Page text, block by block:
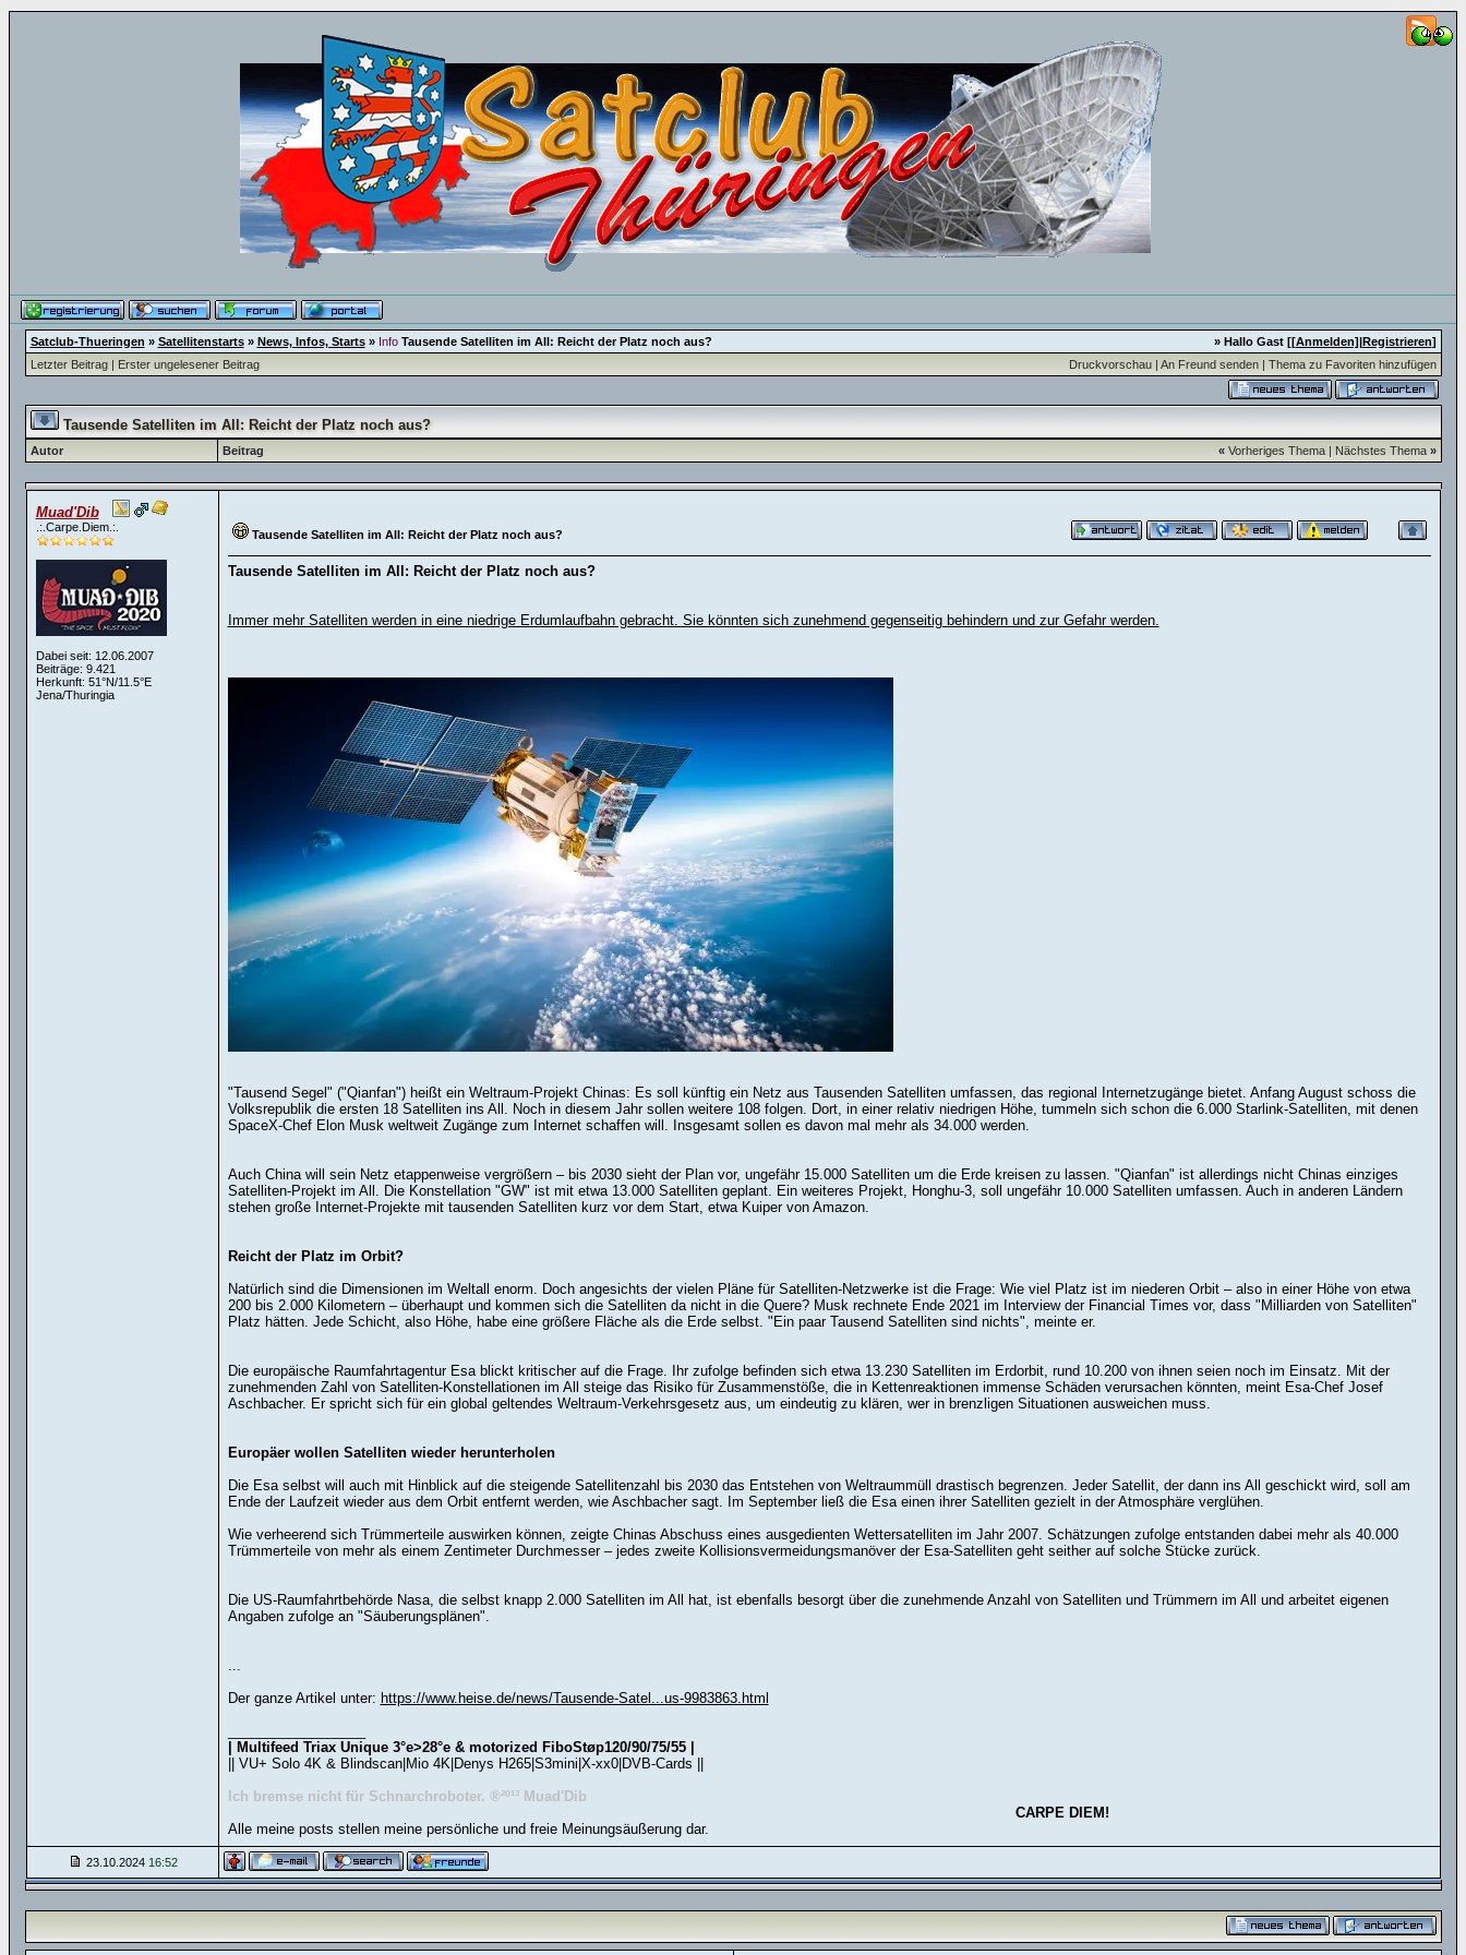
Satclub-Thueringen » Satellitenstarts» News, Infos, Starts» Info Tausende Satelliten im All: Reicht der Platz noch aus? » Hallo Gast [[Anmelden]|Registrieren]
Letzter Beitrag| Erster ungelesener Beitrag Druckvorschau| An Freund senden| Thema zu Favoriten hinzufügen
Tausende Satelliten im All: Reicht der Platz noch aus?
Autor Beitrag « Vorheriges Thema| Nächstes Thema »
Muad'Dib
.:.Carpe.Diem.:.
Dabei seit: 12.06.2007
Beiträge: 9.421
Herkunft: 51°N/11.5°E
Jena/Thuringia
Tausende Satelliten im All: Reicht der Platz noch aus?
Tausende Satelliten im All: Reicht der Platz noch aus?
Immer mehr Satelliten werden in eine niedrige Erdumlaufbahn gebracht. Sie könnten sich zunehmend gegenseitig behindern und zur Gefahr werden.
"Tausend Segel" ("Qianfan") heißt ein Weltraum-Projekt Chinas: Es soll künftig ein Netz aus Tausenden Satelliten umfassen, das regional Internetzugänge bietet. Anfang August schoss die
Volksrepublik die ersten 18 Satelliten ins All. Noch in diesem Jahr sollen weitere 108 folgen. Dort, in einer relativ niedrigen Höhe, tummeln sich schon die 6.000 Starlink-Satelliten, mit denen
SpaceX-Chef Elon Musk weltweit Zugänge zum Internet schaffen will. Insgesamt sollen es davon mal mehr als 34.000 werden.
Auch China will sein Netz etappenweise vergrößern – bis 2030 sieht der Plan vor, ungefähr 15.000 Satelliten um die Erde kreisen zu lassen. "Qianfan" ist allerdings nicht Chinas einziges
Satelliten-Projekt im All. Die Konstellation "GW" ist mit etwa 13.000 Satelliten geplant. Ein weiteres Projekt, Honghu-3, soll ungefähr 10.000 Satelliten umfassen. Auch in anderen Ländern
stehen große Internet-Projekte mit tausenden Satelliten kurz vor dem Start, etwa Kuiper von Amazon.
Reicht der Platz im Orbit?
Natürlich sind die Dimensionen im Weltall enorm. Doch angesichts der vielen Pläne für Satelliten-Netzwerke ist die Frage: Wie viel Platz ist im niederen Orbit – also in einer Höhe von etwa
200 bis 2.000 Kilometern – überhaupt und kommen sich die Satelliten da nicht in die Quere? Musk rechnete Ende 2021 im Interview der Financial Times vor, dass "Milliarden von Satelliten"
Platz hätten. Jede Schicht, also Höhe, habe eine größere Fläche als die Erde selbst. "Ein paar Tausend Satelliten sind nichts", meinte er.
Die europäische Raumfahrtagentur Esa blickt kritischer auf die Frage. Ihr zufolge befinden sich etwa 13.230 Satelliten im Erdorbit, rund 10.200 von ihnen seien noch im Einsatz. Mit der
zunehmenden Zahl von Satelliten-Konstellationen im All steige das Risiko für Zusammenstöße, die in Kettenreaktionen immense Schäden verursachen könnten, meint Esa-Chef Josef
Aschbacher. Er spricht sich für ein global geltendes Weltraum-Verkehrsgesetz aus, um eindeutig zu klären, wer in brenzligen Situationen ausweichen muss.
Europäer wollen Satelliten wieder herunterholen
Die Esa selbst will auch mit Hinblick auf die steigende Satellitenzahl bis 2030 das Entstehen von Weltraummüll drastisch begrenzen. Jeder Satellit, der dann ins All geschickt wird, soll am
Ende der Laufzeit wieder aus dem Orbit entfernt werden, wie Aschbacher sagt. Im September ließ die Esa einen ihrer Satelliten gezielt in der Atmosphäre verglühen.
Wie verheerend sich Trümmerteile auswirken können, zeigte Chinas Abschuss eines ausgedienten Wettersatelliten im Jahr 2007. Schätzungen zufolge entstanden dabei mehr als 40.000
Trümmerteile von mehr als einem Zentimeter Durchmesser – jedes zweite Kollisionsvermeidungsmanöver der Esa-Satelliten geht seither auf solche Stücke zurück.
Die US-Raumfahrtbehörde Nasa, die selbst knapp 2.000 Satelliten im All hat, ist ebenfalls besorgt über die zunehmende Anzahl von Satelliten und Trümmern im All und arbeitet eigenen
Angaben zufolge an "Säuberungsplänen".
...
Der ganze Artikel unter: https://www.heise.de/news/Tausende-Satel...us-9983863.html
| Multifeed Triax Unique 3°e>28°e & motorized FiboStøp120/90/75/55 |
|| VU+ Solo 4K & Blindscan|Mio 4K|Denys H265|S3mini|X-xx0|DVB-Cards ||
Ich bremse nicht für Schnarchroboter. ®²º¹³ Muad'Dib
CARPE DIEM!
Alle meine posts stellen meine persönliche und freie Meinungsäußerung dar.
23.10.2024 16:52